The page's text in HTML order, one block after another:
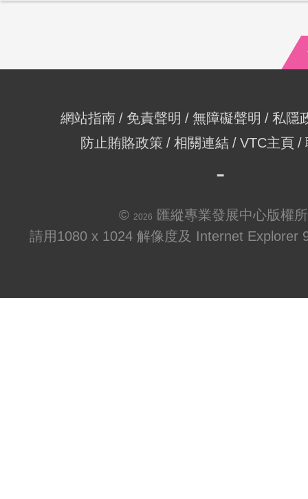
網站指南 免責聲明 無障礙聲明
私隱
防止賄賂政策
相關連結 VTC主頁
© 2026
匯縱專業發展中心版權
請用1080 x 1024 解像度及 Internet Explorer